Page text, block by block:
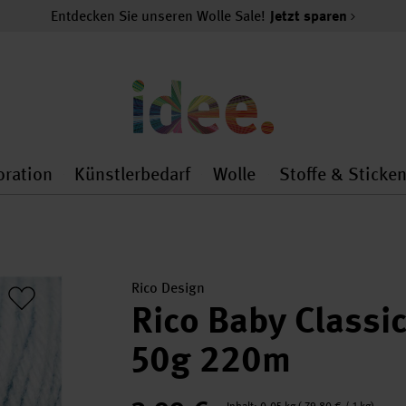
Entdecken Sie unseren Wolle Sale! Jetzt sparen
general.openMenu
Dekoration general.openMenu
Künstlerbedarf
Künstlerbedarf
Wolle
Wolle
Stoffe & Sticken
Rico Design
Rico Baby
50g 220m